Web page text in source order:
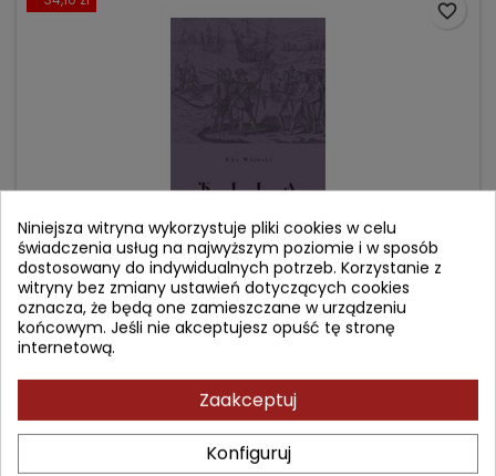
KIŁA
(0)
Cena
54,90 złCena
podstawowa
89,00 zł
Dodaj do koszyka
favorite_border
Niniejsza witryna wykorzystuje pliki cookies w celu
świadczenia usług na najwyższym poziomie i w sposób
dostosowany do indywidualnych potrzeb. Korzystanie z
witryny bez zmiany ustawień dotyczących cookies
oznacza, że będą one zamieszczane w urządzeniu
końcowym. Jeśli nie akceptujesz opuść tę stronę
internetową.
Zaakceptuj
Konfiguruj